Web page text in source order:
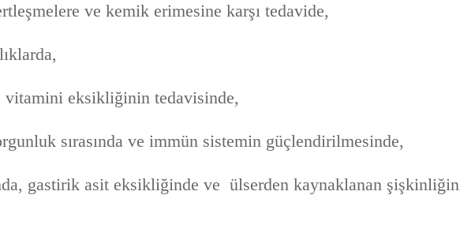
ve kemik erimesine karşı tedavide,
vitamini eksikliğinin tedavisinde,
sırasında ve immün sistemin güçlendirilmesinde,
gastirik asit eksikliğinde ve ülserden kaynaklanan şişkinliğin